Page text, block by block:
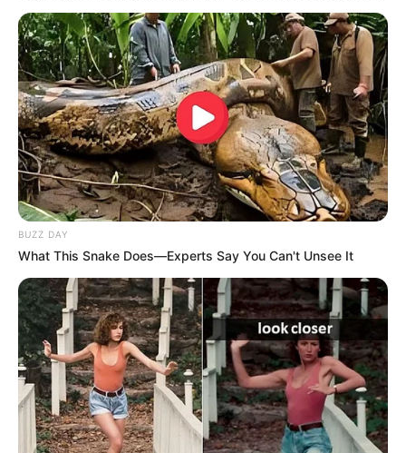
BUZZ DAY
What This Snake Does—Experts Say You Can't Unsee It